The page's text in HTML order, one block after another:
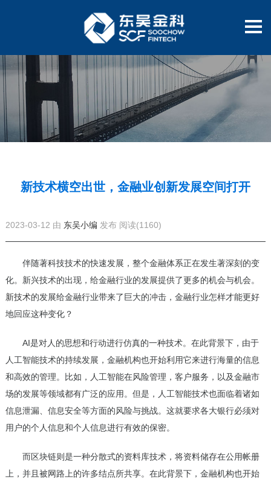
新技术横空出世，金融业创新发展空间打开
2023-03-12 由 东吴小编 发布 阅读(1160)
伴随著科技技术的快速发展，整个金融体系正在发生著深刻的变
化。新兴技术的出现，给金融行业的发展提供了更多的机会与机会。
新技术的发展给金融行业带来了巨大的冲击，金融行业怎样才能更好
地回应这种变化？
AI是对人的思想和行动进行仿真的一种技术。在此背景下，由于
人工智能技术的持续发展，金融机构也开始利用它来进行海量的信息
和高效的管理。比如，人工智能在风险管理，客户服务，以及金融市
场的发展等领域都有广泛的应用。但是，人工智能技术也面临着诸如
信息泄漏、信息安全等方面的风险与挑战。这就要求各大银行必须对
用户的个人信息和个人信息进行有效的保密。
而区块链则是一种分散式的资料库技术，将资料储存在公用帐册
上，并且被网路上的许多结点所共享。在此背景下，金融机构也开始